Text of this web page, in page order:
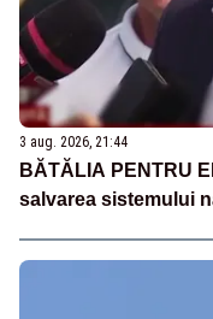
3 aug. 2026, 21:44
BĂTĂLIA PENTRU
salvarea sistemului